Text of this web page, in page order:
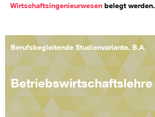
Wirtschaftsingenieurwesen belegt werden.
Berufsbegleitende Studienvariante, B.A.
Betriebswirtschaftslehre